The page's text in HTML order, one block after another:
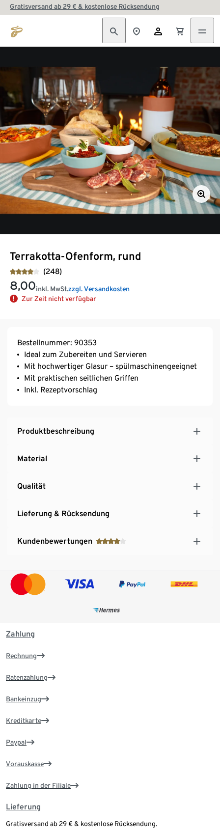
Gratisversand ab 29 € & kostenlose Rücksendung
Terrakotta-Ofenform, rund
(248)
8,00inkl. MwSt.zzgl. Versandkosten
Zur Zeit nicht verfügbar
Bestellnummer: 90353
Ideal zum Zubereiten und Servieren
Mit hochwertiger Glasur – spülmaschinengeeignet
Mit praktischen seitlichen Griffen
Inkl. Rezeptvorschlag
Produktbeschreibung
Material
Qualität
Lieferung & Rücksendung
Kundenbewertungen
Zahlung
Rechnung
Ratenzahlung
Bankeinzug
Kreditkarte
Paypal
Vorauskasse
Zahlung in der Filiale
Lieferung
Gratisversand ab 29 € & kostenlose Rücksendung.